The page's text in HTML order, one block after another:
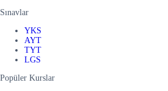
Sınavlar
YKS
AYT
TYT
LGS
Popüler Kurslar